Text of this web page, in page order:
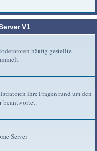
V1
häufig gestellte
ihre Fragen rund um den
beantwortet.
Server